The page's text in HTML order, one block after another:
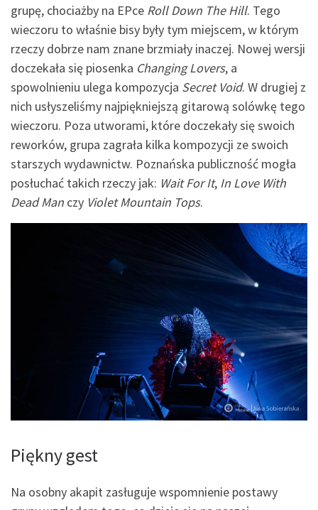
grupę, chociażby na EPce Roll Down The Hill. Tego
wieczoru to właśnie bisy były tym miejscem, w którym
rzeczy dobrze nam znane brzmiały inaczej. Nowej wersji
doczekała się piosenka Changing Lovers, a
spowolnieniu ulega kompozycja Secret Void. W drugiej z
nich usłyszeliśmy najpiękniejszą gitarową solówkę tego
wieczoru. Poza utworami, które doczekały się swoich
reworków, grupa zagrała kilka kompozycji ze swoich
starszych wydawnictw. Poznańska publiczność mogła
posłuchać takich rzeczy jak: Wait For It, In Love With
Dead Man czy Violet Mountain Tops.
Piękny gest
Na osobny akapit zasługuje wspomnienie postawy